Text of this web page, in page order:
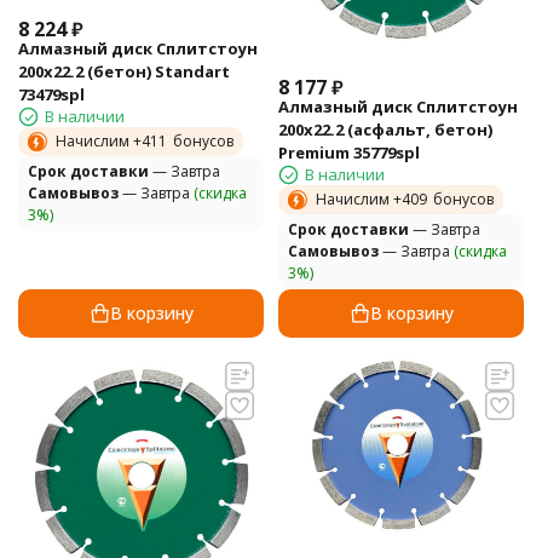
8 224₽
Алмазный диск Сплитстоун
200х22.2 (бетон) Standart
73479spl
В наличии
Начислим +411 бонусов
Cрок доставки — Завтра
Самовывоз— Завтра (скидка
3%)
В корзину
8 177₽
Алмазный диск Сплитстоун
200х22.2 (асфальт, бетон)
Premium 35779spl
В наличии
Начислим +409 бонусов
Cрок доставки — Завтра
Самовывоз— Завтра (скидка
3%)
В корзину